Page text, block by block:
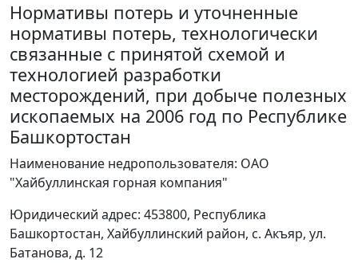
Нормативы потерь и уточненные
нормативы потерь, технологически
связанные с принятой схемой и
технологией разработки
месторождений, при добыче полезных
ископаемых на 2006 год по Республике
Башкортостан
Наименование недропользователя: ОАО
"Хайбуллинская горная компания"
Юридический адрес: 453800, Республика
Башкортостан, Хайбуллинский район, с. Акъяр, ул.
Батанова, д. 12